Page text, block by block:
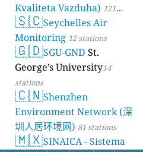
Kvaliteta Vazduha) 121
stations
🇸🇨Seychelles Air
Monitoring 12 stations
🇬🇩SGU-GND St.
George’s University14
stations
🇨🇳Shenzhen
Environment Network (深
圳人居环境网) 81 stations
🇲🇽SINAICA - Sistema